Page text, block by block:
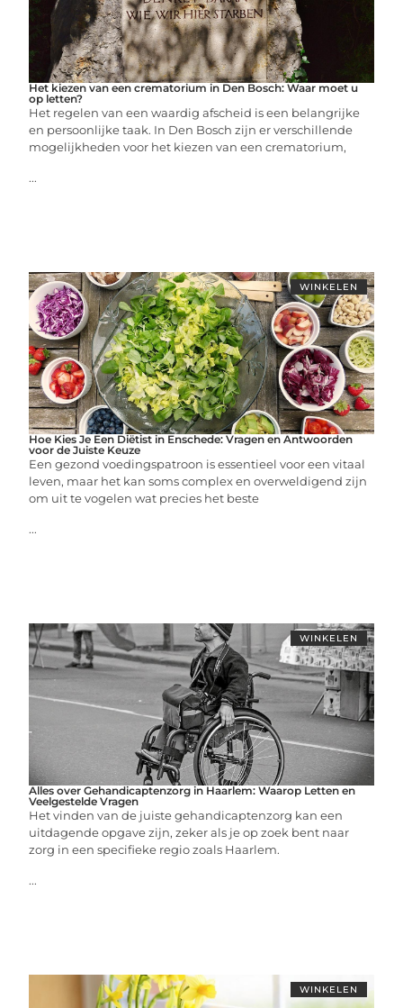
Het kiezen van een crematorium in Den Bosch: Waar moet u
op letten?
Het regelen van een waardig afscheid is een belangrijke
en persoonlijke taak. In Den Bosch zijn er verschillende
mogelijkheden voor het kiezen van een crematorium,
...
WINKELEN
Hoe Kies Je Een Diëtist in Enschede: Vragen en Antwoorden
voor de Juiste Keuze
Een gezond voedingspatroon is essentieel voor een vitaal
leven, maar het kan soms complex en overweldigend zijn
om uit te vogelen wat precies het beste
...
WINKELEN
Alles over Gehandicaptenzorg in Haarlem: Waarop Letten en
Veelgestelde Vragen
Het vinden van de juiste gehandicaptenzorg kan een
uitdagende opgave zijn, zeker als je op zoek bent naar
zorg in een specifieke regio zoals Haarlem.
...
WINKELEN